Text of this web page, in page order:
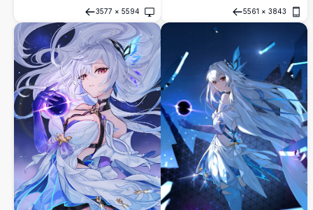
الحمراء وزيها القتالي الداكن المحاط بحبات الجليد
المتكسرة وخلفية كونية زرقاء.
3843
×
5561
فتح
5594
×
3577
فتح